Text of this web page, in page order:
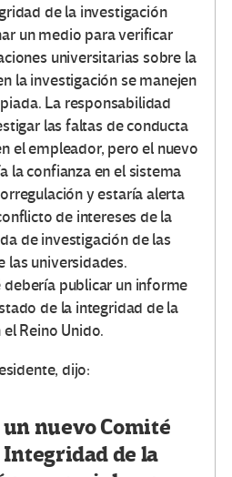
de la investigación
un medio para verificar
universitarias sobre la
la investigación se manejen
La responsabilidad
las faltas de conducta
el empleador, pero el nuevo
la confianza en el sistema
y estaría alerta
de intereses de la
de investigación de las
las universidades.
debería publicar un informe
de la integridad de la
Reino Unido.
dijo:
nuevo Comité
de la